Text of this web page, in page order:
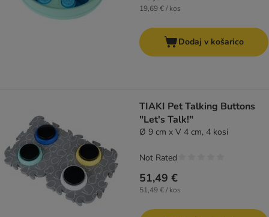
19,69 € / kos
Dodaj v košarico
TIAKI Pet Talking Buttons
"Let's Talk!"
Ø 9 cm x V 4 cm, 4 kosi
51,49 €
51,49 € / kos
Not Rated